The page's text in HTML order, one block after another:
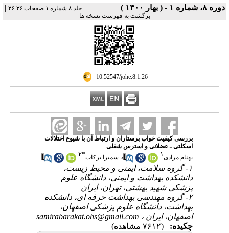
دوره ۸، شماره ۱ - ( بهار ۱۴۰۰ ) جلد ۸ شماره ۱ صفحات ۳۶-۲۶ |
برگشت به فهرست نسخه ها
‎ 10.52547/johe.8.1.26
بررسی کیفیت خواب پرستاران و ارتباط آن با شیوع اختلالات
اسکلتی ـ عضلانی و استرس شغلی
بهنام مرادی۱ ، سمیرا برکات*۲
۱- گروه سلامت، ایمنی و محیط زیست،
دانشکده بهداشت و ایمنی، دانشگاه علوم
پزشکی شهید بهشتی، تهران، ایران
۲- گروه مهندسی بهداشت حرفه ای، دانشکده
بهداشت، دانشگاه علوم پزشکی اصفهان،
اصفهان، ایران ، samirabarakat.ohs@gmail.com
چکیده:
(۷۶۱۲ مشاهده)